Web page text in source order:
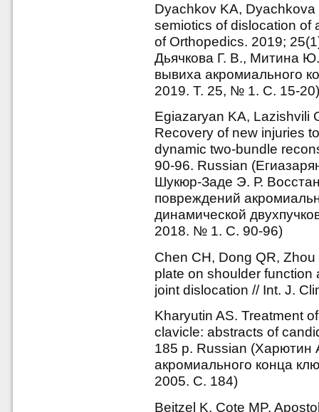
Dyachkov KA, Dyachkova
semiotics of dislocation of
of Orthopedics. 2019;
Дьячкова Г. В., Митина
вывиха акромиального
2019. Т. 25, № 1. С. 15-
Egiazaryan KA, Lazishvili
Recovery of new injuries
dynamic two-bundle
90-96. Russian
Шукюр-Заде Э. Р.
повреждений
динамической
2018. № 1. С. 90-96)
Chen CH, Dong QR,
plate on shoulder function
joint dislocation // Int. J.
Kharyutin AS. Treatment
clavicle: abstracts of
185 p. Russian (Харютин
акромиального конца
2005. С. 184)
Beitzel K, Cote MP,